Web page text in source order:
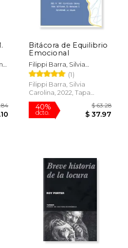
Bitácora de Equilibrio
Emocional
Filippi Barra, Silvia
Carolina
(1)
Filippi Barra, Silvia
Carolina, 2022, Tapa
Blanda, Nuevo
40%
dcto.